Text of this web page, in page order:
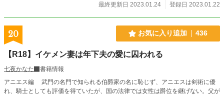
最終更新日 2023.01.24
登録日 2023.01.22
20 お気に入り追加 436
【R18】イケメン妻は年下夫の愛に囚われる
七夜かなた
書籍情報
アニエス編 武門の名門で知られる伯爵家の名に恥じず、アニエスは剣術に優
れ、騎士としても評価を得ていたが、国の法律では女性は爵位を継げない。父が